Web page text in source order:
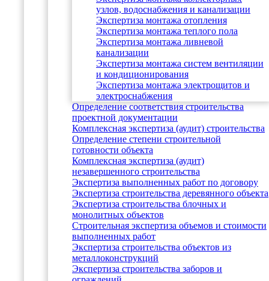
узлов, водоснабжения и канализации
Экспертиза монтажа отопления
Экспертиза монтажа теплого пола
Экспертиза монтажа ливневой
канализации
Экспертиза монтажа систем вентиляции
и кондиционирования
Экспертиза монтажа электрощитов и
электроснабжения
Определение соответствия строительства
проектной документации
Комплексная экспертиза (аудит) строительства
Определение степени строительной
готовности объекта
Комплексная экспертиза (аудит)
незавершенного строительства
Экспертиза выполненных работ по договору
Экспертиза строительства деревянного объекта
Экспертиза строительства блочных и
монолитных объектов
Cтроительная экспертиза объемов и стоимости
выполненных работ
Экспертиза строительства объектов из
металлоконструкций
Экспертиза строительства заборов и